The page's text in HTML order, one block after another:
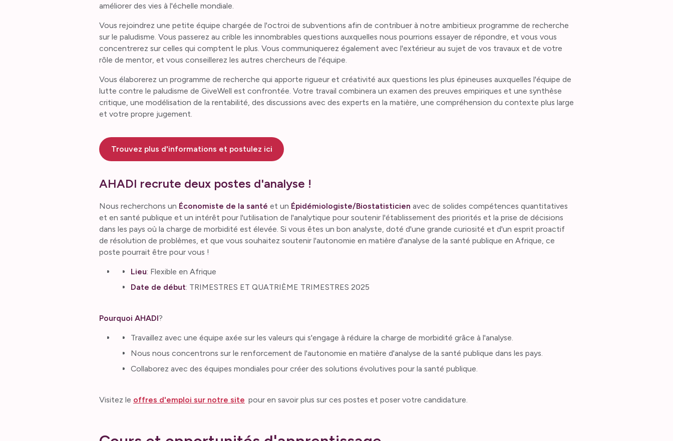
améliorer des vies à l'échelle mondiale.
Vous rejoindrez une petite équipe chargée de l'octroi de subventions afin de contribuer à notre ambitieux programme de recherche
sur le paludisme. Vous passerez au crible les innombrables questions auxquelles nous pourrions essayer de répondre, et vous vous
concentrerez sur celles qui comptent le plus. Vous communiquerez également avec l'extérieur au sujet de vos travaux et de votre
rôle de mentor, et vous conseillerez les autres chercheurs de l'équipe.
Vous élaborerez un programme de recherche qui apporte rigueur et créativité aux questions les plus épineuses auxquelles l'équipe de
lutte contre le paludisme de GiveWell est confrontée. Votre travail combinera un examen des preuves empiriques et une synthèse
critique, une modélisation de la rentabilité, des discussions avec des experts en la matière, une compréhension du contexte plus large
et votre propre jugement.
Trouvez plus d'informations et postulez ici
AHADI recrute deux postes d'analyse !
Nous recherchons un Économiste de la santé et un Épidémiologiste/Biostatisticien avec de solides compétences quantitatives
et en santé publique et un intérêt pour l'utilisation de l'analytique pour soutenir l'établissement des priorités et la prise de décisions
dans les pays où la charge de morbidité est élevée. Si vous êtes un bon analyste, doté d'une grande curiosité et d'un esprit proactif
de résolution de problèmes, et que vous souhaitez soutenir l'autonomie en matière d'analyse de la santé publique en Afrique, ce
poste pourrait être pour vous !
Lieu: Flexible en Afrique
Date de début: TRIMESTRES ET QUATRIÈME TRIMESTRES 2025
Pourquoi AHADI?
Travaillez avec une équipe axée sur les valeurs qui s'engage à réduire la charge de morbidité grâce à l'analyse.
Nous nous concentrons sur le renforcement de l'autonomie en matière d'analyse de la santé publique dans les pays.
Collaborez avec des équipes mondiales pour créer des solutions évolutives pour la santé publique.
Visitez le offres d'emploi sur notre site pour en savoir plus sur ces postes et poser votre candidature.